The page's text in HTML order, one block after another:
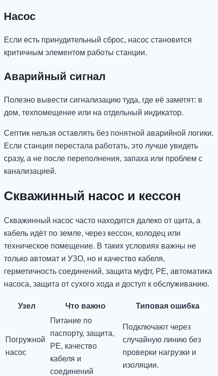
Насос
Если есть принудительный сброс, насос становится
критичным элементом работы станции.
Аварийный сигнал
Полезно вывести сигнализацию туда, где её заметят: в
дом, техпомещение или на отдельный индикатор.
Септик нельзя оставлять без понятной аварийной логики.
Если станция перестала работать, это лучше увидеть
сразу, а не после переполнения, запаха или проблем с
канализацией.
Скважинный насос и кессон
Скважинный насос часто находится далеко от щита, а
кабель идёт по земле, через кессон, колодец или
техническое помещение. В таких условиях важны не
только автомат и УЗО, но и качество кабеля,
герметичность соединений, защита муфт, PE, автоматика
насоса, защита от сухого хода и доступ к обслуживанию.
Узел Что важно Типовая ошибка
Погружной
насос
Питание по
паспорту, защита,
PE, качество
кабеля и
соединений
Подключают через
случайную линию без
проверки нагрузки и
изоляции.